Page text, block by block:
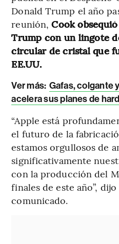
Donald Trump el año
reunión,Cook
Trump con un lingote
circular de cristal que
EE.UU.
Ver más: Gafas, colgante
acelera sus planes de
“Apple está
el futuro de la
estamos orgullosos de
significativamente
con la producción del
finales de este año”,
comunicado.